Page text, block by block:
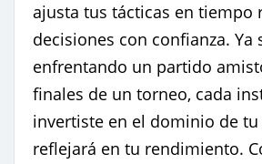
ajusta tus tácticas en tiempo
decisiones con confianza. Ya
enfrentando un partido
finales de un torneo, cada
invertiste en el dominio de
reflejará en tu rendimiento.